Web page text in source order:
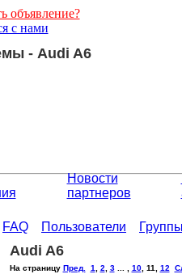
объявление?
с нами
- Audi A6
Новости
партнеров
FAQ Пользователи
Audi A6
На страницу Пред. 1 2 3... , 10, 11 12